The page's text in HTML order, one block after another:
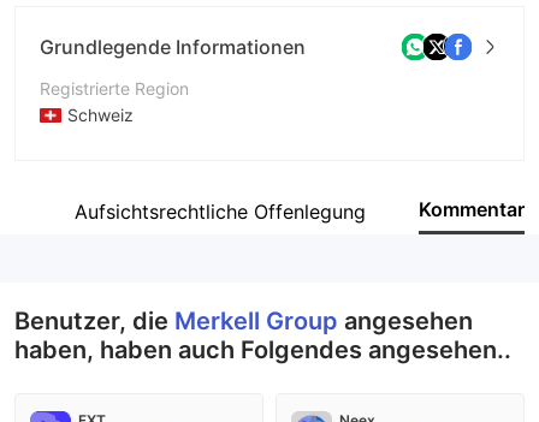
Grundlegende Informationen
Registrierte Region
Schweiz
Unternehmen
Aufsichtsrechtliche Offenlegung Kommentar
Benutzer, die Merkell Group angesehen
haben, haben auch Folgendes angesehen..